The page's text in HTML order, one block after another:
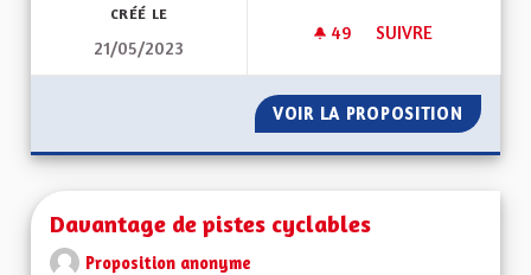
CRÉÉ LE
21/05/2023
49 49 ABONNÉS
SUIVRE
VOIR LA PROPOSITION
Davantage de pistes cyclables
Proposition anonyme